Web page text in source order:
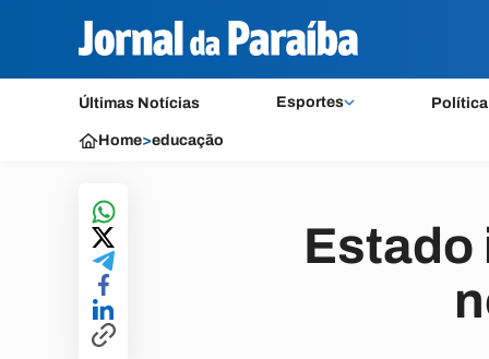
Últimas Notícias Esportes Política
Home>educação
Estado